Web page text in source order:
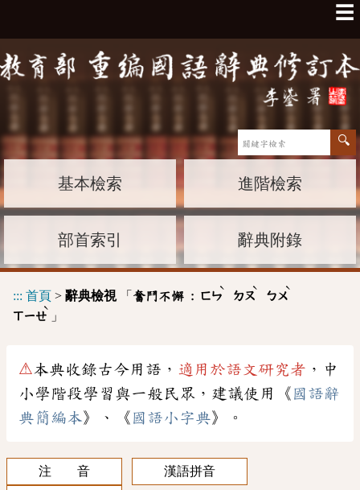
☰
基本檢索 進階檢索
部首索引 辭典附錄
::: 首頁 > 辭典檢視「 奮鬥不懈 : ㄈㄣ
ˋ
ㄉㄡ
ˋ
ㄅㄨ
ˋ
ㄒㄧㄝ
ˋ
」
⚠本典收錄古今用語， 適用於語文研究者 ，中
小學階段學習與一般民眾，建議使用《 國語辭
典簡編本》、《 國語小字典》。
注 音
漢語拼音